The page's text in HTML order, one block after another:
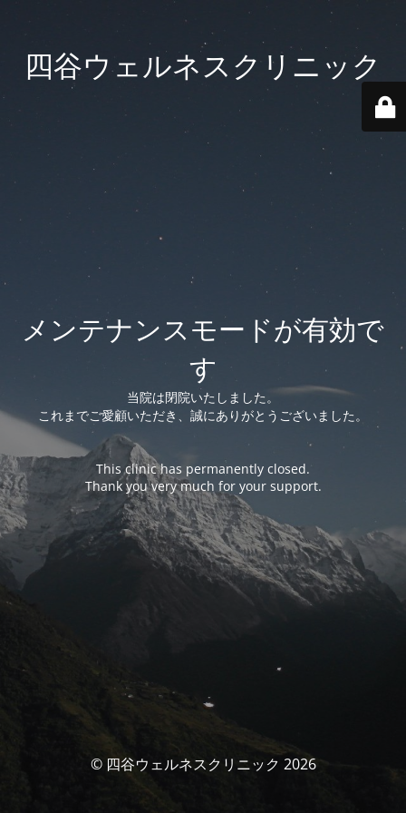
四谷ウェルネスクリニック
メンテナンスモードが有効で
す
当院は閉院いたしました。
これまでご愛顧いただき、誠にありがとうございました。
This clinic has permanently closed.
Thank you very much for your support.
© 四谷ウェルネスクリニック 2026